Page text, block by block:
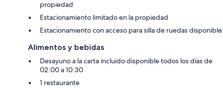
propiedad
Estacionamiento limitado en la propiedad
Estacionamiento con acceso para silla de ruedas disponible
Alimentos y bebidas
Desayuno a la carta incluido disponible todos los días de
02:00 a 10:30
1 restaurante